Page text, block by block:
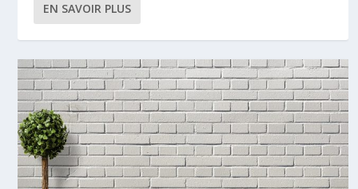
EN SAVOIR PLUS